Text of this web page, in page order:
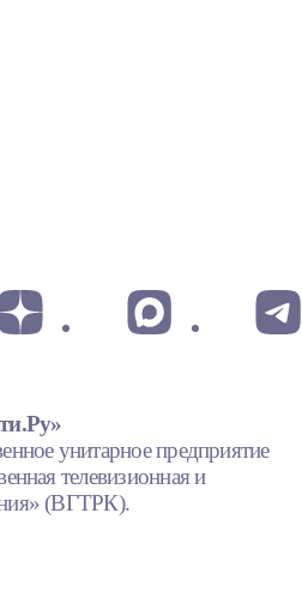
унитарное предприятие
телевизионная и
(ВГТРК).